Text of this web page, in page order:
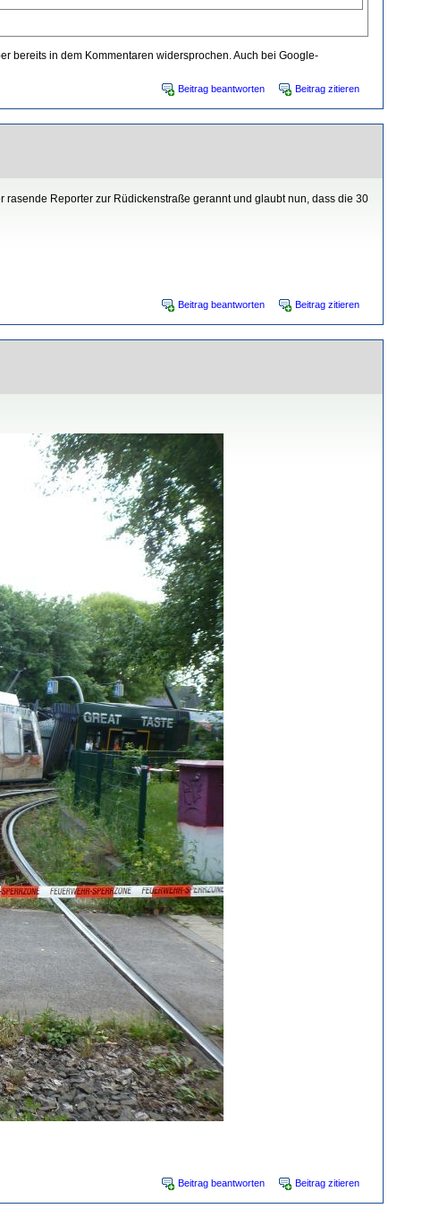
bereits in dem Kommentaren widersprochen. Auch bei Google-
Beitrag beantworten Beitrag zitieren
rasende Reporter zur Rüdickenstraße gerannt und glaubt nun, dass die 30
Beitrag beantworten Beitrag zitieren
Beitrag beantworten Beitrag zitieren